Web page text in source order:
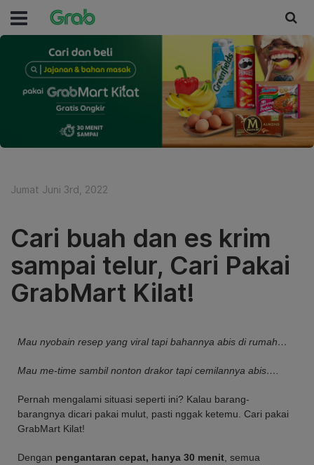
Jumat Juni 3rd, 2022
Cari buah dan es krim
sampai telur, Cari Pakai
GrabMart Kilat!
Mau nyobain resep yang viral tapi bahannya abis di rumah…
Mau me-time sambil nonton drakor tapi cemilannya abis….
Pernah mengalami situasi seperti ini? Kalau barang-
barangnya dicari pakai mulut, pasti nggak ketemu. Cari pakai
GrabMart Kilat!
Dengan pengantaran cepat, hanya 30 menit , semua